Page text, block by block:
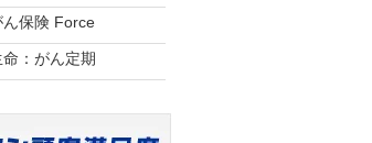
保険 Force
：がん定期